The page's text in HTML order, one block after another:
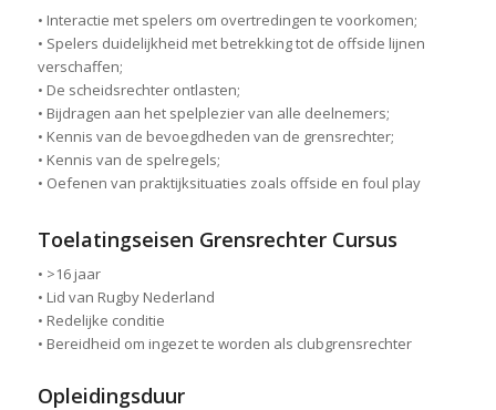
• Interactie met spelers om overtredingen te voorkomen;
• Spelers duidelijkheid met betrekking tot de offside lijnen
verschaffen;
• De scheidsrechter ontlasten;
• Bijdragen aan het spelplezier van alle deelnemers;
• Kennis van de bevoegdheden van de grensrechter;
• Kennis van de spelregels;
• Oefenen van praktijksituaties zoals offside en foul play
Toelatingseisen Grensrechter Cursus
• >16 jaar
• Lid van Rugby Nederland
• Redelijke conditie
• Bereidheid om ingezet te worden als clubgrensrechter
Opleidingsduur